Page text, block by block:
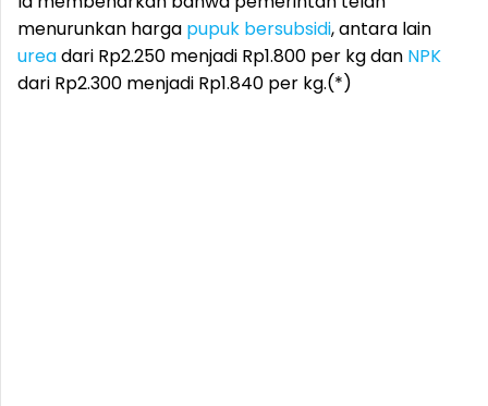
menurunkan harga pupuk bersubsidi, antara lain
ureadari Rp2.250 menjadi Rp1.800 per kg dan NPK
dari Rp2.300 menjadi Rp1.840 per kg.(*)